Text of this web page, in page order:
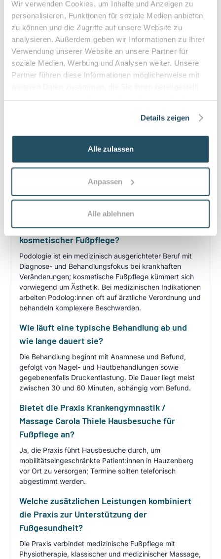
Wir verwenden Cookies, um Inhalte und Anzeigen zu
personalisieren, Funktionen für soziale Medien anbieten
zu können und die Zugriffe auf unsere Website zu
analysieren. Außerdem geben wir Informationen zu Ihrer
Verwendung unserer Website an unsere Partner für
soziale Medien, Werbung und Analysen weiter. Unsere
Partner führen diese Informationen möglicherweise mit
Details zeigen
Alle zulassen
Anpassen
Alle ablehnen
Zuzahlung & Kosten:
•10% Zuzahlung pro Behandlung (mind. 5€, max. 10€)
•Befreiung bei chronischen Erkrankungen möglich
•Privatleistungen nach individueller Vereinbarung
• Hausbesuche bei medizinischer Notwendigkeit
Häufige Fragen zum Praxisbesuch
Was ist medizinische Fußpflege und für wen
ist sie geeignet?
Maßnahmen an Nägeln, Haut und Druckstellen zur
sich besonders für ältere Menschen, Diabetiker:innen,
Personen mit Durchblutungsstörungen oder
Worin unterscheidet sich Podologie von
kosmetischer Fußpflege?
Podologie ist ein medizinisch ausgerichteter Beruf mit
Diagnose- und Behandlungsfokus bei krankhaften
Veränderungen; kosmetische Fußpflege kümmert sich
vorwiegend um Ästhetik. Bei medizinischen Indikationen
arbeiten Podolog:innen oft auf ärztliche Verordnung und
behandeln komplexere Beschwerden.
Wie läuft eine typische Behandlung ab und
wie lange dauert sie?
Die Behandlung beginnt mit Anamnese und Befund,
gefolgt von Nagel- und Hautbehandlungen sowie
gegebenenfalls Druckentlastung. Die Dauer liegt meist
zwischen 30 und 60 Minuten, abhängig vom Befund.
Bietet die Praxis Krankengymnastik /
Massage Carola Thiele Hausbesuche für
Fußpflege an?
Ja, die Praxis führt Hausbesuche durch, um
mobilitätseingeschränkte Patient:innen in Hauzenberg
vor Ort zu versorgen; Termine sollten telefonisch
abgestimmt werden.
Welche zusätzlichen Leistungen kombiniert
die Praxis zur Unterstützung der
Fußgesundheit?
Die Praxis verbindet medizinische Fußpflege mit
Physiotherapie, klassischer und medizinischer Massage,